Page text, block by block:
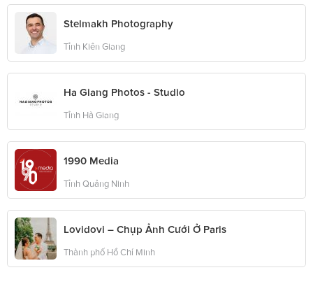
Stelmakh Photography
Tỉnh Kiên Giang
Ha Giang Photos - Studio
Tỉnh Hà Giang
1990 Media
Tỉnh Quảng Ninh
Lovidovi – Chụp Ảnh Cưới Ở Paris
Thành phố Hồ Chí Minh